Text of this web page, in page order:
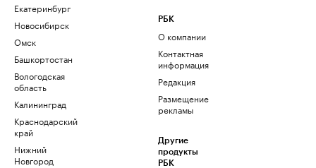
Екатеринбург
Новосибирск
Омск
Башкортостан
Вологодская
область
Калининград
Краснодарский
край
Нижний
Новгород
РБК
О компании
Контактная
информация
Редакция
Размещение
рекламы
Другие
продукты
РБК